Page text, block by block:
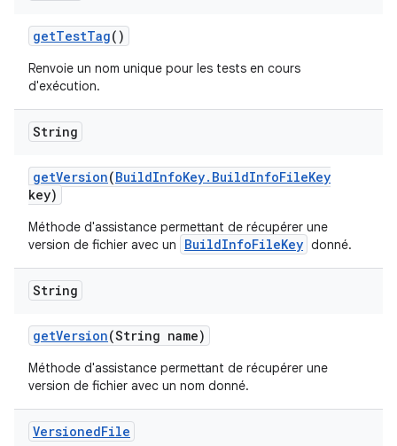
getTestTag()
Renvoie un nom unique pour les tests en cours
d'exécution.
String
getVersion(BuildInfoKey. BuildInfoFileKey
key)
Méthode d'assistance permettant de récupérer une
version de fichier avec un
BuildInfoFileKey donné.
String
getVersion(String name)
Méthode d'assistance permettant de récupérer une
version de fichier avec un nom donné.
VersionedFile